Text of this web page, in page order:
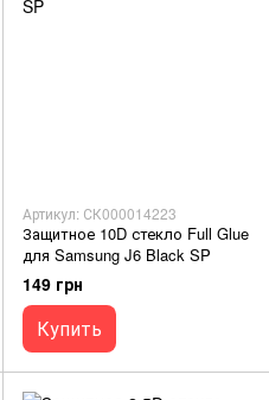
Артикул: СК000014223
Защитное 10D стекло Full Glue
для Samsung J6 Black SP
149 грн
Купить